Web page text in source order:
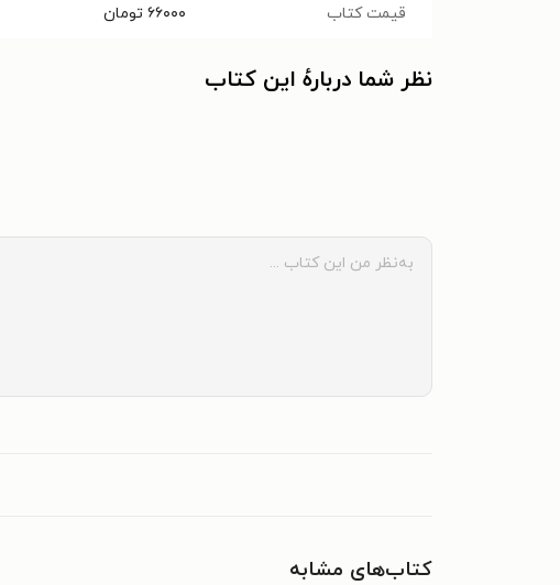
قیمت کتاب ۶۶۰۰۰ تومان
نظر شما دربارهٔ این کتاب
کتاب‌های مشابه